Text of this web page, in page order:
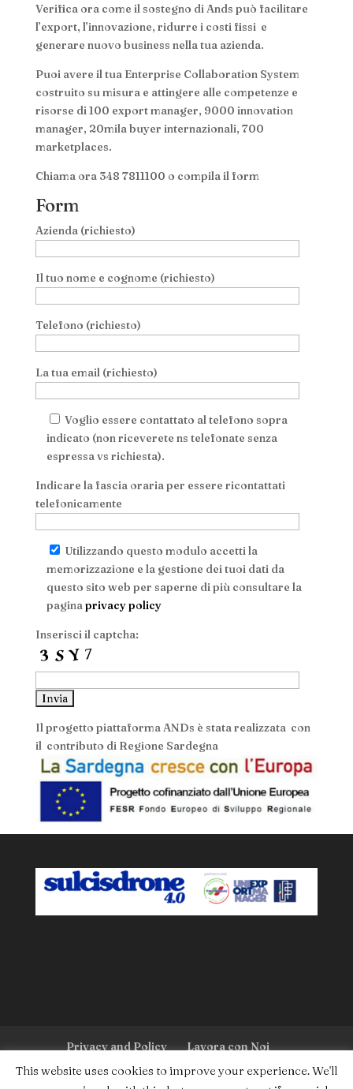
Verifica ora come il sostegno di Ands può facilitare
l’export, l’innovazione, ridurre i costi fissi e
generare nuovo business nella tua azienda.
Puoi avere il tua Enterprise Collaboration System
costruito su misura e attingere alle competenze e
risorse di 100 export manager, 9000 innovation
manager, 20mila buyer internazionali, 700
marketplaces.
Chiama ora 348 7811100 o compila il form
Form
Azienda (richiesto)
Il tuo nome e cognome (richiesto)
Telefono (richiesto)
La tua email (richiesto)
Voglio essere contattato al telefono sopra
indicato (non riceverete ns telefonate senza
espressa vs richiesta).
Indicare la fascia oraria per essere ricontattati
telefonicamente
Utilizzando questo modulo accetti la
memorizzazione e la gestione dei tuoi dati da
questo sito web per saperne di più consultare la
pagina privacy policy
Inserisci il captcha:
Il progetto piattaforma ANDs è stata realizzata con
il contributo di Regione Sardegna
Privacy and Policy Lavora con Noi
This website uses cookies to improve your experience. We'll